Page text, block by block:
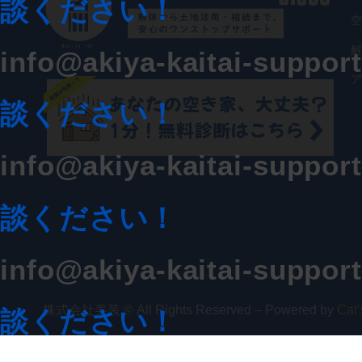
談ください！
info@akiya-kaitai-
談ください！
info@akiya-kaitai-
談ください！
info@akiya-kaitai-
談ください！
株式会社美装 © All Rights Reserved – Powered by